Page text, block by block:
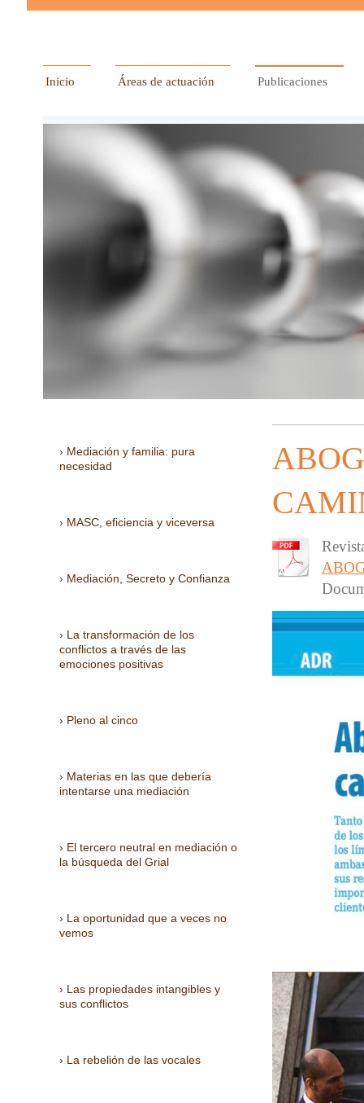
Inicio Áreas de actuación Publicaciones
Mediación y familia: pura
necesidad
MASC, eficiencia y viceversa
Mediación, Secreto y Confianza
La transformación de los
conflictos a través de las
emociones positivas
Pleno al cinco
Materias en las que debería
intentarse una mediación
El tercero neutral en mediación o
la búsqueda del Grial
La oportunidad que a veces no
vemos
Las propiedades intangibles y
sus conflictos
La rebelión de las vocales